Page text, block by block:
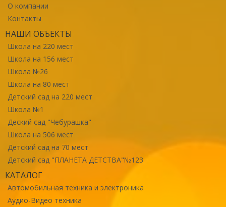
О компании
Контакты
НАШИ ОБЪЕКТЫ
Школа на 220 мест
Школа на 156 мест
Школа №26
Школа на 80 мест
Детский сад на 220 мест
Школа №1
Деский сад "Чебурашка"
Школа на 506 мест
Детский сад на 70 мест
Детский сад "ПЛАНЕТА ДЕТСТВА"№123
КАТАЛОГ
Автомобильная техника и электроника
Аудио-Видео техника